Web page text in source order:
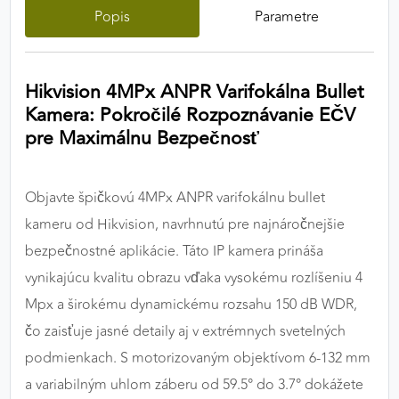
Popis Parametre
Hikvision 4MPx ANPR Varifokálna Bullet
Kamera: Pokročilé Rozpoznávanie EČV
pre Maximálnu Bezpečnosť
Objavte špičkovú 4MPx ANPR varifokálnu bullet
kameru od Hikvision, navrhnutú pre najnáročnejšie
bezpečnostné aplikácie. Táto IP kamera prináša
vynikajúcu kvalitu obrazu vďaka vysokému rozlíšeniu 4
Mpx a širokému dynamickému rozsahu 150 dB WDR,
čo zaisťuje jasné detaily aj v extrémnych svetelných
podmienkach. S motorizovaným objektívom 6-132 mm
a variabilným uhlom záberu od 59.5° do 3.7° dokážete
výkon a funkčnosť našich stránok.
Poskytovateľ: Google
Marketingové cookies sa používajú na sledovanie
správania používateľov naprieč webovými
stránkami. Umožňujú nám a našim partnerom
zobrazovať cielenú a relevantnú reklamu, a to na
našom webe aj v reklamných sieťach tretích strán.
Google Ads
Poskytovateľ: Google